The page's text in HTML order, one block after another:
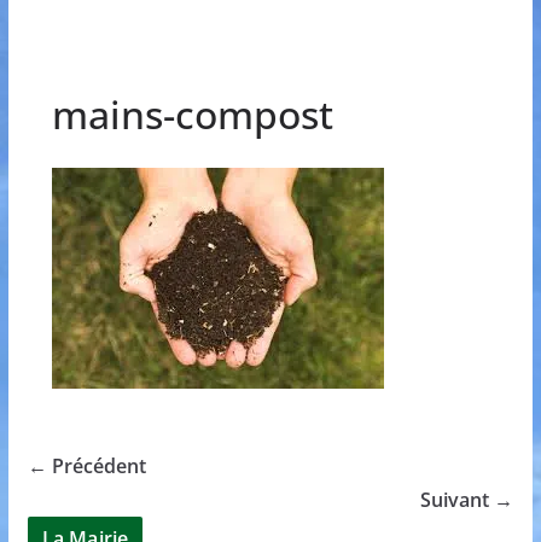
mains-compost
← Précédent
Suivant →